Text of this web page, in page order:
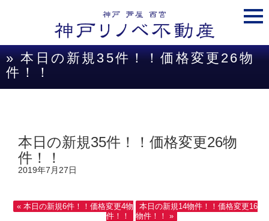
» 本日の新規35件！！価格変更26物
件！！
本日の新規35件！！価格変更26物
件！！
2019年7月27日
« 本日の新規6件！！価格変更4物
件！！
本日の新規14物件！！価格変更16
物件！！ »